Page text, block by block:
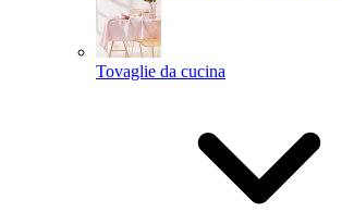
Tovaglie da cucina